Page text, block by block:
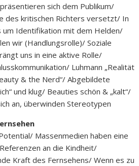
sich dem Publikum/
des kritischen Richters versetzt/ In
um Identifikation mit dem Helden/
wir (Handlungsrolle)/ Soziale
uns in eine aktive Rolle/
Luhmann „Realität
& the Nerd“/ Abgebildete
und klug/ Beauties schön & „kalt“/
an, überwinden Stereotypen
Massenmedien haben eine
an die Kindheit/
Kraft des Fernsehens/ Wenn es zu